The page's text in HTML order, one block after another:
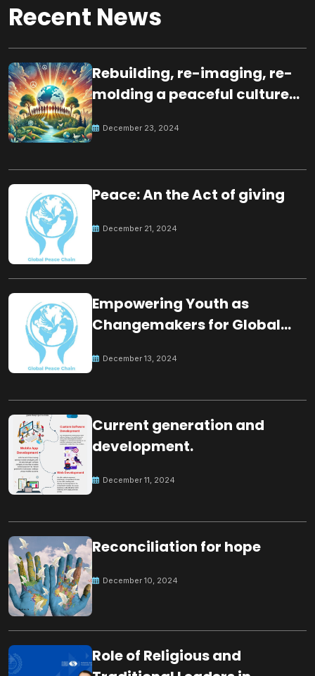
Recent News
Rebuilding, re-imaging, re-
molding a peaceful culture
December 23, 2024
Peace: An the Act of giving
December 21, 2024
Empowering Youth as
Changemakers for Global
December 13, 2024
Current generation and
development.
December 11, 2024
Reconciliation for hope
December 10, 2024
Role of Religious and